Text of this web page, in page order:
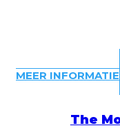
MEER INFORMATIE
The